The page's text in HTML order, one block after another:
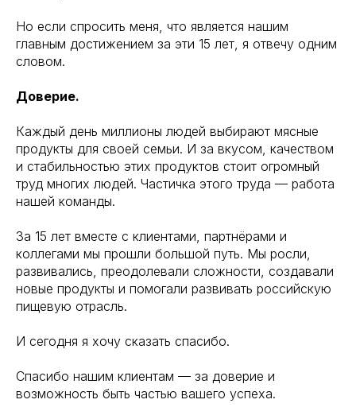
Но если спросить меня, что является нашим
главным достижением за эти 15 лет, я отвечу одним
словом.
Доверие.
Каждый день миллионы людей выбирают мясные
продукты для своей семьи. И за вкусом, качеством
и стабильностью этих продуктов стоит огромный
труд многих людей. Частичка этого труда — работа
нашей команды.
За 15 лет вместе с клиентами, партнёрами и
коллегами мы прошли большой путь. Мы росли,
развивались, преодолевали сложности, создавали
новые продукты и помогали развивать российскую
пищевую отрасль.
И сегодня я хочу сказать спасибо.
Спасибо нашим клиентам — за доверие и
возможность быть частью вашего успеха.